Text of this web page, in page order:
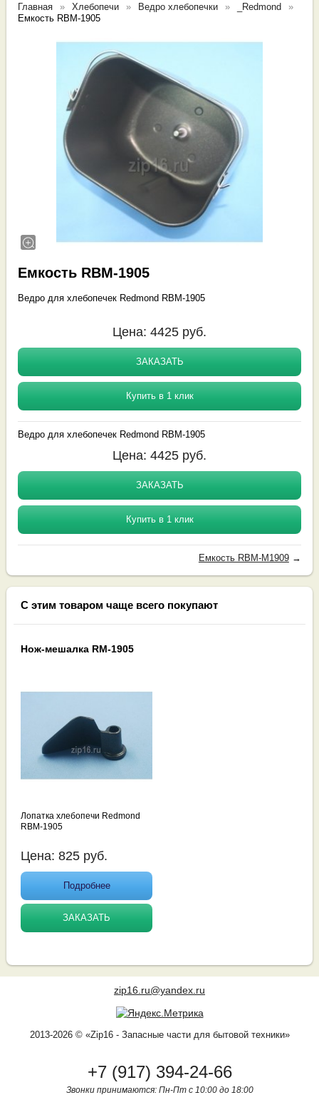
Главная Хлебопечи Ведро хлебопечки
_Redmond
Емкость RBM-1905
Емкость RBM-1905
Ведро для хлебопечек Redmond RBM-1905
Цена: 4425 руб.
ЗАКАЗАТЬ
Купить в 1 клик
Ведро для хлебопечек Redmond RBM-1905
Цена: 4425 руб.
ЗАКАЗАТЬ
Купить в 1 клик
Емкость RBM-M1909→
С этим товаром чаще всего покупают
Нож-мешалка RM-1905
Лопатка хлебопечи Redmond
RBM-1905
Цена:825 руб.
Подробнее
ЗАКАЗАТЬ
zip16.ru@yandex.ru
2013-2026 © «Zip16 - Запасные части для бытовой техники»
+7 (917) 394-24-66
Звонки принимаются: Пн-Пт с 10:00 до 18:00